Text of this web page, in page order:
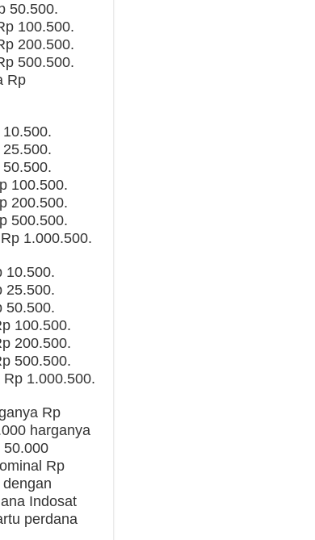
50.500.
100.500.
200.500.
500.500.
Rp
100.500.
200.500.
500.500.
1.000.500.
10.500.
25.500.
50.500.
100.500.
200.500.
500.500.
1.000.500.
Rp
harganya
50.000
Rp
Indosat
perdana